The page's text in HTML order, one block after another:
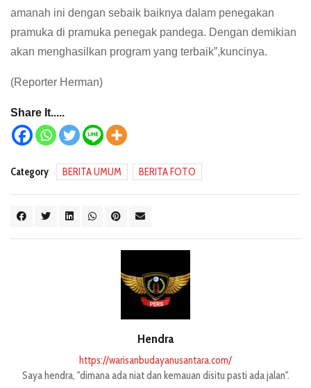
amanah ini dengan sebaik baiknya dalam penegakan
pramuka di pramuka penegak pandega. Dengan demikian
akan menghasilkan program yang terbaik”,kuncinya.
(Reporter Herman)
Share It.....
Category BERITA UMUM BERITA FOTO
Hendra
https://warisanbudayanusantara.com/
Saya hendra, "dimana ada niat dan kemauan disitu pasti ada jalan".